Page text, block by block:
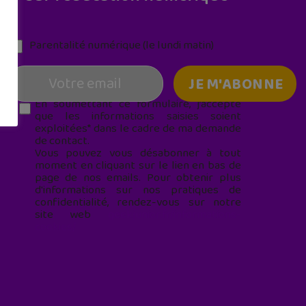
Parentalité numérique (le lundi matin)
En soumettant ce formulaire, j’accepte
que les informations saisies soient
exploitées* dans le cadre de ma demande
de contact.
Vous pouvez vous désabonner à tout
moment en cliquant sur le lien en bas de
page de nos emails. Pour obtenir plus
d'informations sur nos pratiques de
confidentialité, rendez-vous sur notre
site web